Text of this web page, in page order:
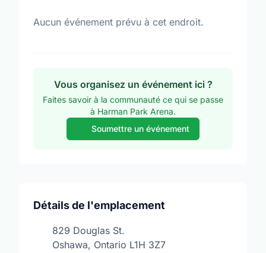
Aucun événement prévu à cet endroit.
Vous organisez un événement ici ?
Faites savoir à la communauté ce qui se passe
à Harman Park Arena.
Soumettre un événement
Détails de l'emplacement
829 Douglas St.
Oshawa, Ontario L1H 3Z7